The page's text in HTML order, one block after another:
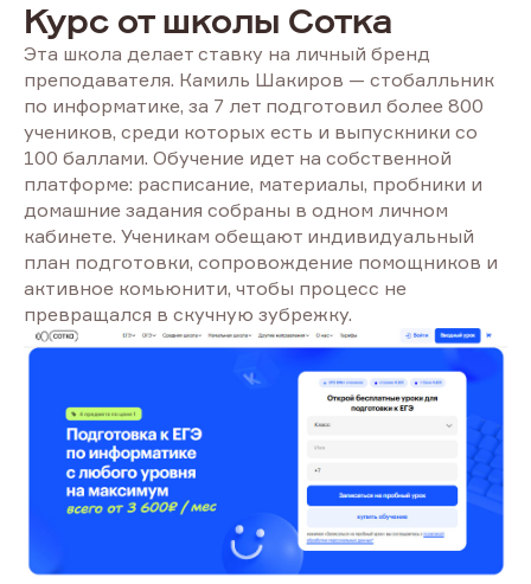
Курс от школы Сотка
Эта школа делает ставку на личный бренд
преподавателя. Камиль Шакиров — стобалльник
по информатике, за 7 лет подготовил более 800
учеников, среди которых есть и выпускники со
100 баллами. Обучение идет на собственной
платформе: расписание, материалы, пробники и
домашние задания собраны в одном личном
кабинете. Ученикам обещают индивидуальный
план подготовки, сопровождение помощников и
активное комьюнити, чтобы процесс не
превращался в скучную зубрежку.